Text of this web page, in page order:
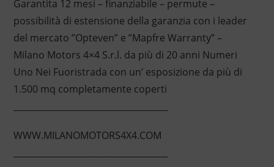
Garantita 12 mesi – finanziabile – permute –
possibilità di estensione della garanzia con i leader
del mercato ”Opteven” e ”Mapfre Warranty” –
Milano Motors 4×4 S.r.l. da più di 20 anni Numeri
Uno Nei Fuoristrada con un’ esposizione da più di
1.500 mq completamente coperti
WWW.MILANOMOTORS4X4.COM